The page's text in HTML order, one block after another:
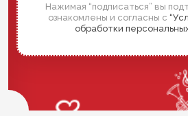
Нажимая “подписаться” вы
ознакомлены и согласны с
обработки